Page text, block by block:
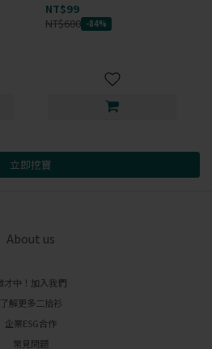
NT$99
NT$600 -84%
立即挖寶
About us
才中！加入我們
了解更多二拾衫
企業ESG合作
常見問題